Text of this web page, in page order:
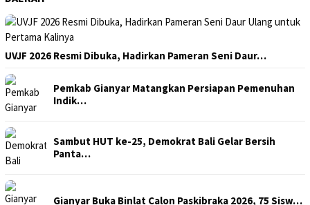
UVJF 2026 Resmi Dibuka, Hadirkan Pameran Seni Daur…
Pemkab Gianyar Matangkan Persiapan Pemenuhan
Indik…
Sambut HUT ke-25, Demokrat Bali Gelar Bersih
Panta…
Gianyar Buka Binlat Calon Paskibraka 2026, 75 Sisw…